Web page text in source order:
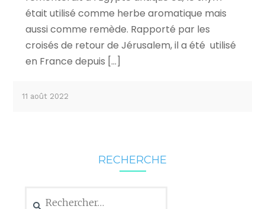
était utilisé comme herbe aromatique mais
aussi comme remède. Rapporté par les
croisés de retour de Jérusalem, il a été utilisé
en France depuis […]
11 août 2022
RECHERCHE